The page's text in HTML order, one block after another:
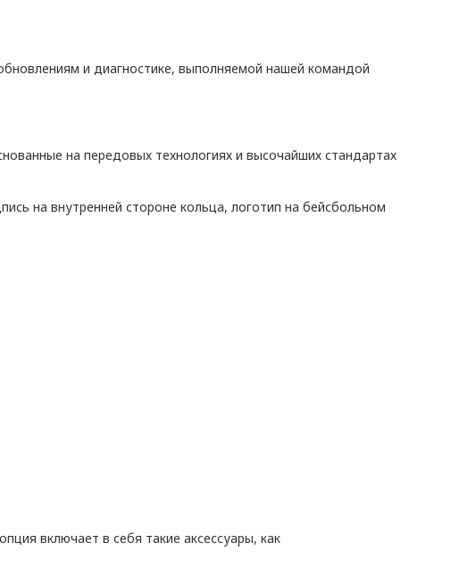
и диагностике, выполняемой нашей командой
на передовых технологиях и высочайших стандартах
на внутренней стороне кольца, логотип на бейсбольном
включает в себя такие аксессуары, как